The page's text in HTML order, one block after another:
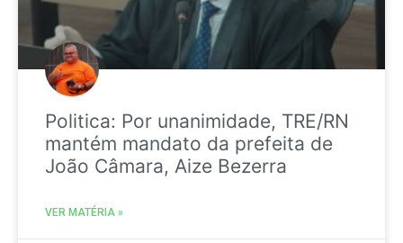
Politica: Por unanimidade, TRE/RN
mantém mandato da prefeita de
João Câmara, Aize Bezerra
VER MATÉRIA »